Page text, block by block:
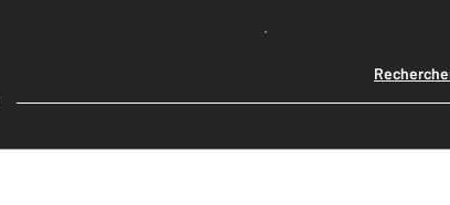
Lancer ma recherche